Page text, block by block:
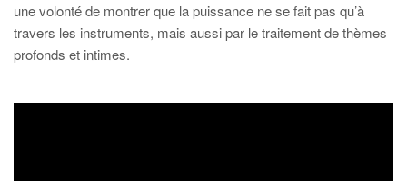
une volonté de montrer que la puissance ne se fait pas qu’à
travers les instruments, mais aussi par le traitement de thèmes
profonds et intimes.